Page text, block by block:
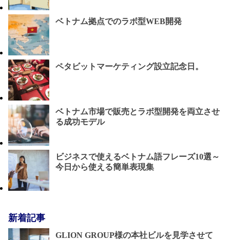
ベトナム拠点でのラボ型WEB開発
ペタビットマーケティング設立記念日。
ベトナム市場で販売とラボ型開発を両立させ
る成功モデル
ビジネスで使えるベトナム語フレーズ10選～
今日から使える簡単表現集
新着記事
GLION GROUP様の本社ビルを見学させて